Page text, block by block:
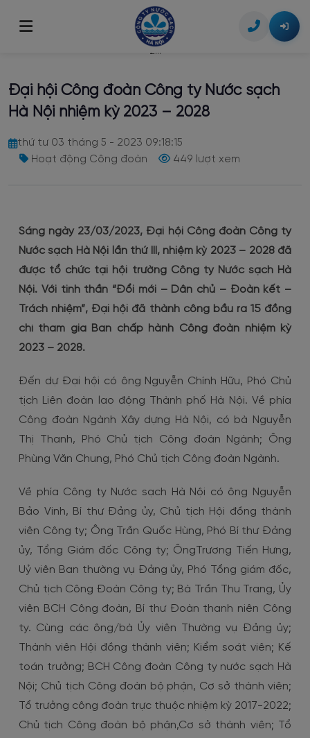
Giới thiệu chung
Lịch sử hình thành
Tin tức
Lịch tạm ngừng cấp nước
Thỏa thuận đấu nối nguồn cấp nước
Di dời, thay đổi đường ống cấp nước
Thay đồng hồ đo nước
Tạm ngưng/Mở lại nguồn cấp nước
Thay đổi thông tin/Ký lại hợp đồng
Tra cứu chỉ số & hóa đơn
Thông tin giá nước
Đóng góp ý kiến
Công bố thông tin
Chất lượng nước
Trang chủ
Đại hội Công đoàn Công ty Nước sạch Hà Nội nhiệm kỳ 2023 –
2...
Đại hội Công đoàn Công ty Nước sạch
Hà Nội nhiệm kỳ 2023 – 2028
thứ tư 03 tháng 5 - 2023 09:18:15
Hoạt động Công đoàn
449 lượt xem
Sáng ngày 23/03/2023, Đại hội Công đoàn Công ty
Nước sạch Hà Nội lần thứ III, nhiệm kỳ 2023 – 2028 đã
được tổ chức tại hội trường Công ty Nước sạch Hà
Nội. Với tinh thần “Đổi mới – Dân chủ – Đoàn kết –
Trách nhiệm”, Đại hội đã thành công bầu ra 15 đồng
chí tham gia Ban chấp hành Công đoàn nhiệm kỳ
2023 – 2028.
Đến dự Đại hội có ông Nguyễn Chính Hữu, Phó Chủ
tịch Liên đoàn lao động Thành phố Hà Nội. Về phía
Công đoàn Ngành Xây dựng Hà Nội, có bà Nguyễn
Thị Thanh, Phó Chủ tịch Công đoàn Ngành; Ông
Phùng Văn Chung, Phó Chủ tịch Công đoàn Ngành.
Về phía Công ty Nước sạch Hà Nội có ông Nguyễn
Bảo Vinh, Bí thư Đảng ủy, Chủ tịch Hội đồng thành
viên Công ty; Ông Trần Quốc Hùng, Phó Bí thư Đảng
ủy, Tổng Giám đốc Công ty; ÔngTrương Tiến Hưng,
Uỷ viên Ban thường vụ Đảng ủy, Phó Tổng giám đốc,
Chủ tịch Công Đoàn Công ty; Bà Trần Thu Trang, Ủy
viên BCH Công đoàn, Bí thư Đoàn thanh niên Công
ty. Cùng các ông/bà Ủy viên Thường vụ Đảng ủy;
Thành viên Hội đồng thành viên; Kiểm soát viên; Kế
toán trưởng; BCH Công đoàn Công ty nước sạch Hà
Nội; Chủ tịch Công đoàn bộ phận, Cơ sở thành viên;
Tổ trưởng công đoàn trực thuộc nhiệm kỳ 2017-2022;
Chủ tịch Công đoàn bộ phận,Cơ sở thành viên; Tổ